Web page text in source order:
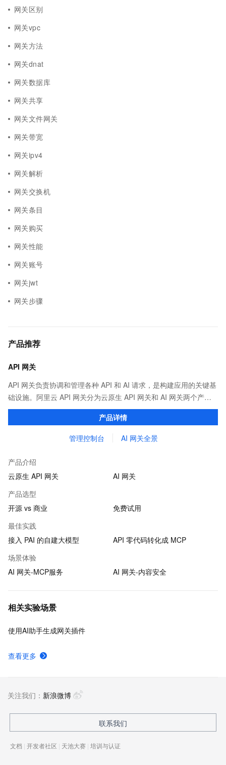
网关区别
网关vpc
网关方法
网关dnat
网关数据库
网关共享
网关文件网关
网关带宽
网关ipv4
网关解析
网关交换机
网关条目
网关购买
网关性能
网关账号
网关jwt
网关步骤
产品推荐
API 网关
API 网关负责协调和管理各种 API 和 AI 请求，是构建应用的关键基
础设施。阿里云 API 网关分为云原生 API 网关和 AI 网关两个产
品。
产品详情
管理控制台 AI 网关全景
产品介绍
云原生 API 网关
AI 网关
产品选型
开源 vs 商业
免费试用
最佳实践
接入 PAI 的自建大模型
API 零代码转化成 MCP
场景体验
AI 网关-MCP服务
AI 网关-内容安全
相关实验场景
使用AI助手生成网关插件
查看更多
关注我们： 新浪微博
联系我们
文档 | 开发者社区 | 天池大赛 | 培训与认证